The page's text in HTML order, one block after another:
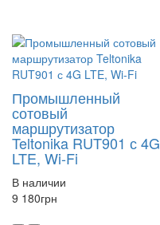
Промышленный
сотовый
маршрутизатор
Teltonika RUT901 с 4G
LTE, Wi-Fi
В наличии
9 180грн